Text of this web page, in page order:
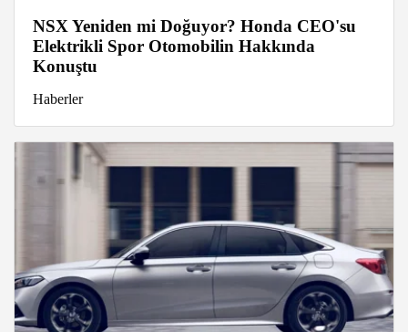
NSX Yeniden mi Doğuyor? Honda CEO'su
Elektrikli Spor Otomobilin Hakkında
Konuştu
Haberler